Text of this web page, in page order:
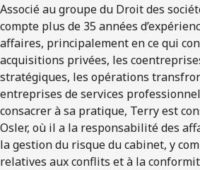
Associé au groupe du Droit des
compte plus de 35 années
affaires, principalement en ce qui
acquisitions privées, les
stratégiques, les opérations
entreprises de services
consacrer à sa pratique, Terry est
Osler, où il a la responsabilité des
la gestion du risque du cabinet, y
relatives aux conflits et à la